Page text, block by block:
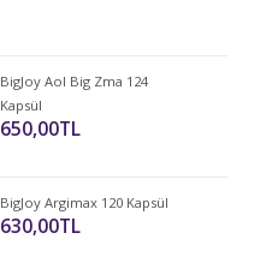
BigJoy Aol Big Zma 124
Kapsül
650,00TL
BigJoy Argimax 120 Kapsül
630,00TL